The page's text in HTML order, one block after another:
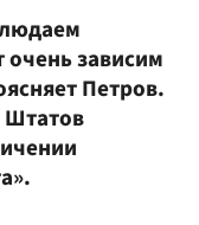
зависим
Петров.